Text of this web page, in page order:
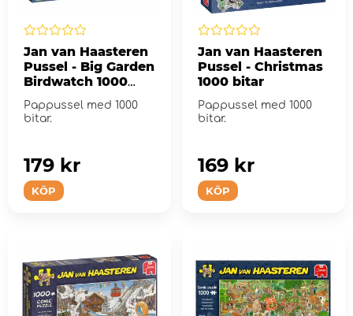
Jan van Haasteren
Pussel - Big Garden
Birdwatch 1000
Bitar
Pappussel med 1000
bitar.
KÖP
179 kr
Jan van Haasteren
Pussel - Christmas
1000 bitar
Pappussel med 1000
bitar.
KÖP
169 kr